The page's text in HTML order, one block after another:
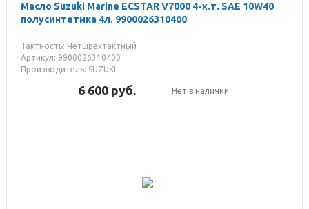
Масло Suzuki Marine ECSTAR V7000 4-х.т. SAE 10W40
полусинтетика 4л. 9900026310400
Тактность: Четырехтактный
Артикул: 9900026310400
Производитель: SUZUKI
6 600 руб. Нет в наличии